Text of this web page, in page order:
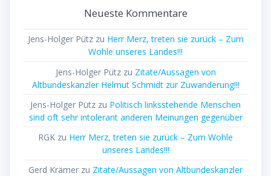
Neueste Kommentare
Jens-Holger Pützzu Herr Merz, treten sie zurück – Zum
Wohle unseres Landes!!!
Jens-Holger Pützzu Zitate/Aussagen von
Altbundeskanzler Helmut Schmidt zur Zuwanderung!!!
Jens-Holger Pütz zu Politisch linksstehende Menschen
sind oft sehr intolerant anderen Meinungen gegenüber
RGK zu Herr Merz, treten sie zurück – Zum Wohle
unseres Landes!!!
Gerd Krämer zu Zitate/Aussagen von Altbundeskanzler